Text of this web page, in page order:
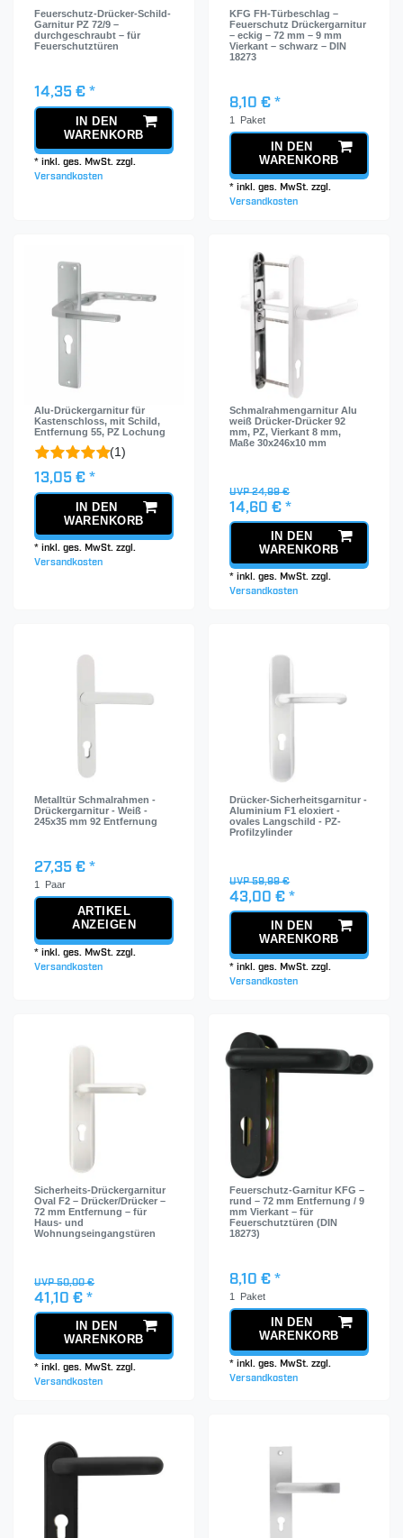
Feuerschutz-Drücker-Schild-
Garnitur PZ 72/9 –
durchgeschraubt – für
Feuerschutztüren
14,35 € *
IN DEN
WARENKORB
*inkl. ges. MwSt. zzgl.
Versandkosten
KFG FH-Türbeschlag –
Feuerschutz Drückergarnitur
– eckig – 72 mm – 9 mm
Vierkant – schwarz – DIN
18273
8,10 € *
1 Paket
IN DEN
WARENKORB
*inkl. ges. MwSt. zzgl.
Versandkosten
Alu-Drückergarnitur für
Kastenschloss, mit Schild,
Entfernung 55, PZ Lochung
(1)
13,05 € *
IN DEN
WARENKORB
*inkl. ges. MwSt. zzgl.
Versandkosten
Schmalrahmengarnitur Alu
weiß Drücker-Drücker 92
mm, PZ, Vierkant 8 mm,
Maße 30x246x10 mm
UVP 24,99 €
14,60 € *
IN DEN
WARENKORB
*inkl. ges. MwSt. zzgl.
Versandkosten
Metalltür Schmalrahmen -
Drückergarnitur - Weiß -
245x35 mm 92 Entfernung
27,35 € *
1 Paar
ARTIKEL
ANZEIGEN
*inkl. ges. MwSt. zzgl.
Versandkosten
Drücker-Sicherheitsgarnitur -
Aluminium F1 eloxiert -
ovales Langschild - PZ-
Profilzylinder
UVP 59,99 €
43,00 € *
IN DEN
WARENKORB
*inkl. ges. MwSt. zzgl.
Versandkosten
Sicherheits-Drückergarnitur
Oval F2 – Drücker/Drücker –
72 mm Entfernung – für
Haus- und
Wohnungseingangstüren
UVP 50,00 €
41,10 € *
IN DEN
WARENKORB
*inkl. ges. MwSt. zzgl.
Versandkosten
Feuerschutz-Garnitur KFG –
rund – 72 mm Entfernung / 9
mm Vierkant – für
Feuerschutztüren (DIN
18273)
8,10 € *
1 Paket
IN DEN
WARENKORB
*inkl. ges. MwSt. zzgl.
Versandkosten